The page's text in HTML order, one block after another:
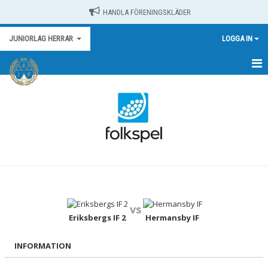
HANDLA FÖRENINGSKLÄDER
JUNIORLAG HERRAR LOGGA IN
HEM
DOKUMENT
Eriksbergs IF 2
vs
Hermansby IF
INFORMATION